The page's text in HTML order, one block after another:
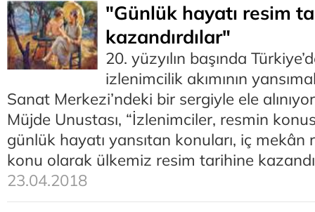
"Günlük hayatı resim
kazandırdılar"
20. yüzyılın başında
izlenimcilik akımının
Sanat Merkezi’ndeki bir sergiyle ele
Müjde Unustası, “İzlenimciler, resmin
günlük hayatı yansıtan konuları, iç mekân
konu olarak ülkemiz resim tarihine
23.04.2018